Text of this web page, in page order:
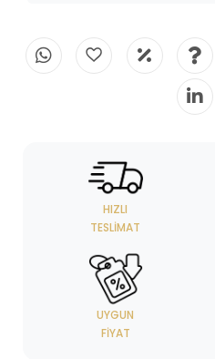
HIZLI
TESLIMAT
UYGUN
FIYAT